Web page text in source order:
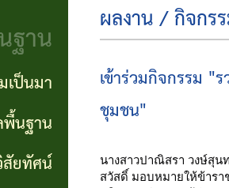
ศ
ศ
าณ
าน
เป็นมา
นฐาน
ยทัศน์
ผลงาน / กิจกร
เข้าร่วมกิจกรรม "
ชุมชน"
นางสาวปาณิสรา วงษ์สุ
สวัสดิ์ มอบหมายให้ข้ารา